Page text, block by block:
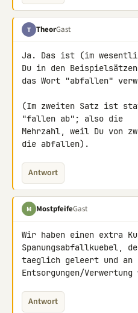
T TheorGast
Ja. Das ist (im
Du in den Beispielsätzen
das Wort "abfallen"
(Im zweiten Satz ist
"fallen ab"; also die
Mehrzahl, weil Du von
die abfallen).
Antwort
M MostpfeifeGast
Wir haben einen extra
Spanungsabfallkuebel,
taeglich geleert und an
Entsorgungen/
Antwort